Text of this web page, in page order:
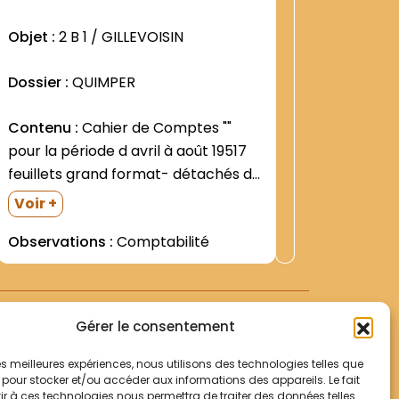
Gérer le consentement
meilleures expériences, nous utilisons des technologies telles que
stocker et/ou accéder aux informations des appareils. Le fait
à ces technologies nous permettra de traiter des données telles
Objet : 2 B 1 / GILLEVOISIN
Dossier : QUIMPER
Contenu :
pour la période d avril à août 19517
feuillets grand format- détachés d
un cahier-registre; plusieurs feuillets
volants petit format y ont été
ajoutés Règlement des impôts dûs
pour le domaine par la Province
Saint-Pierre (Paris)...
Voir +
Observations : Comptabilité